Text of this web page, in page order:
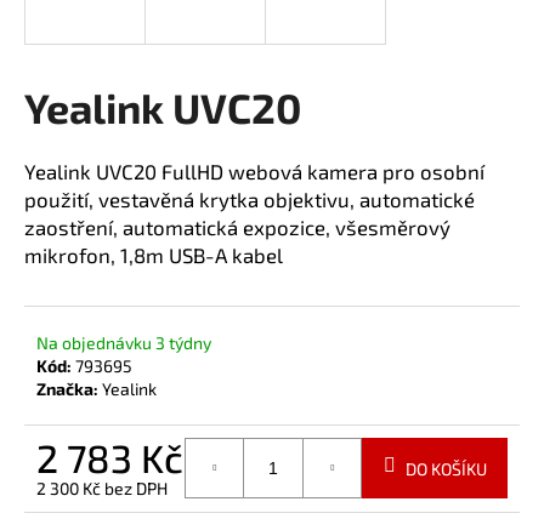
Yealink UVC20
Yealink UVC20 FullHD webová kamera pro osobní
použití, vestavěná krytka objektivu, automatické
zaostření, automatická expozice, všesměrový
mikrofon, 1,8m USB-A kabel
Na objednávku 3 týdny
Kód: 793695
Značka: Yealink
2 783 Kč
2 300 Kč bez DPH
DO KOŠÍKU
í
t
?